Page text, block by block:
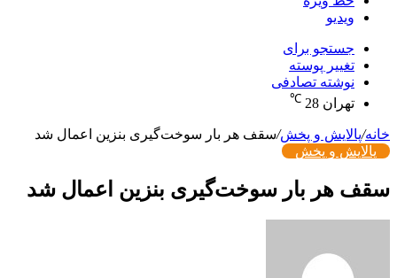
ویدیو
جستجو برای
تغییر پوسته
نوشته تصادفی
تهران 28
℃
خانه/پالایش و پخش/سقف هر بار سوخت‌گیری بنزین اعمال شد
پالایش و پخش
سقف هر بار سوخت‌گیری بنزین اعمال شد